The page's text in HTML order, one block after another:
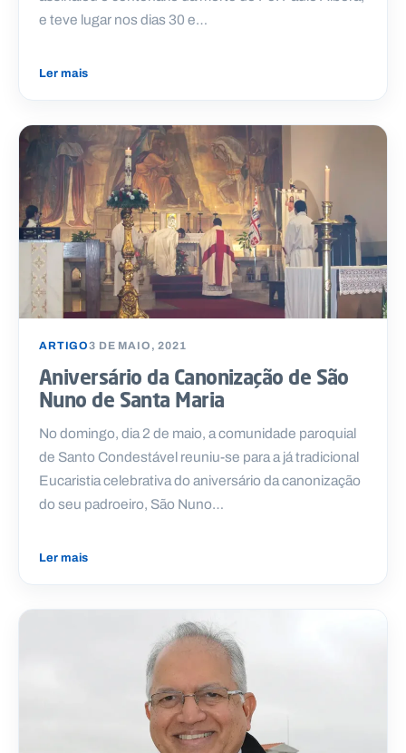
e teve lugar nos dias 30 e…
Ler mais
ARTIGO3 DE MAIO, 2021
Aniversário da Canonização de São
Nuno de Santa Maria
No domingo, dia 2 de maio, a comunidade paroquial
de Santo Condestável reuniu-se para a já tradicional
Eucaristia celebrativa do aniversário da canonização
do seu padroeiro, São Nuno…
Ler mais